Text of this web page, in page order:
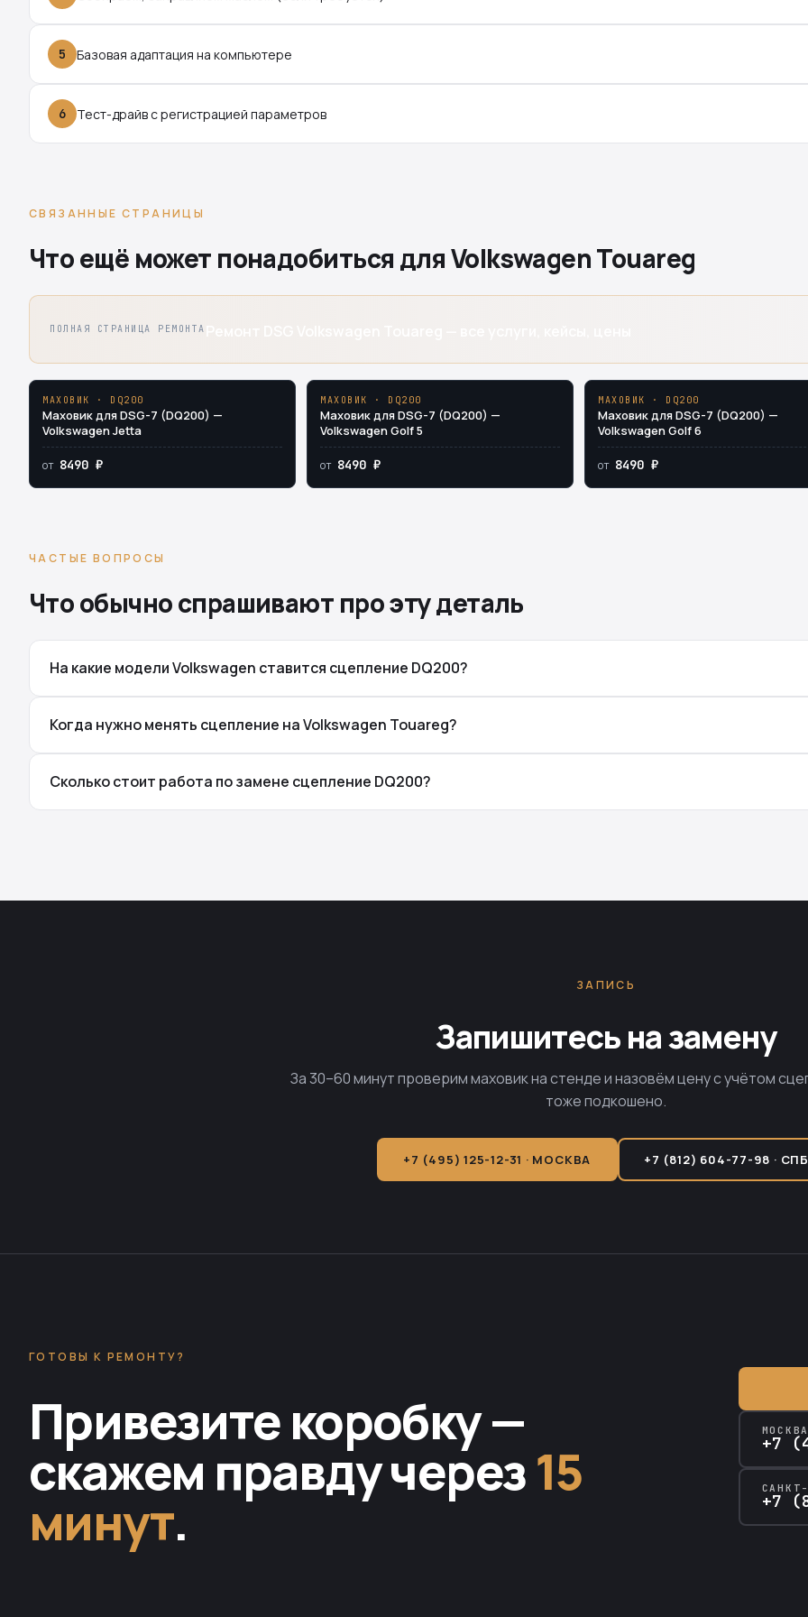
5 Базовая адаптация на компьютере
6 Тест-драйв с регистрацией параметров
СВЯЗАННЫЕ СТРАНИЦЫ
Что ещё может понадобиться для Volkswagen Touareg
ПОЛНАЯ СТРАНИЦА РЕМОНТА
МАХОВИК · DQ200
Маховик для DSG-7 (DQ200) —
Volkswagen Jetta
от 8490 ₽
МАХОВИК · DQ200
Маховик для DSG-7 (DQ200) —
Volkswagen Golf 5
от 8490 ₽
МАХОВИК · DQ200
Маховик для DSG-7 (DQ200) —
Volkswagen Golf 6
от 8490 ₽
ЧАСТЫЕ ВОПРОСЫ
Что обычно спрашивают про эту деталь
На какие модели Volkswagen ставится сцепление DQ200?
Когда нужно менять сцепление на Volkswagen Touareg?
Сколько стоит работа по замене сцепление DQ200?
ЗАПИСЬ
Запишитесь на замену
За 30–60 минут проверим маховик на стенде и назовём цену с учётом
тоже подкошено.
+7 (495) 125-12-31 · МОСКВА +7 (812) 604-77-98 · СПБ
ГОТОВЫ К РЕМОНТУ?
Привезите коробку —
скажем правду через15
минут.
+7
+7